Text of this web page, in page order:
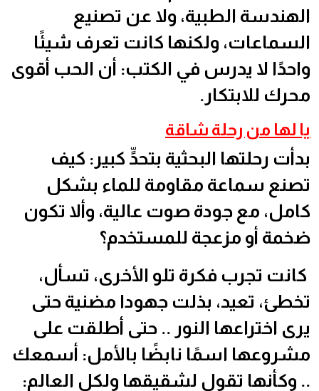
الهندسة الطبية، ولا عن تصنيع
السماعات، ولكنها كانت تعرف شيئًا
واحدًا لا يدرس في الكتب: أن الحب أقوى
محرك للابتكار.
يا لها من رحلة شاقة
بدأت رحلتها البحثية بتحدٍّ كبير: كيف
تصنع سماعة مقاومة للماء بشكل
كامل، مع جودة صوت عالية، وألا تكون
ضخمة أو مزعجة للمستخدم؟
كانت تجرب فكرة تلو الأخرى، تسأل،
تخطئ، تعيد، بذلت جهودا مضنية حتى
يرى اختراعها النور .. حتى أطلقت على
مشروعها اسمًا نابضًا بالأمل: أسمعك
.. وكأنها تقول لشقيقها ولكل العالم: